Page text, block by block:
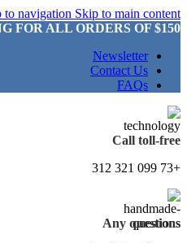
to navigation Skip to main content
FOR ALL ORDERS OF $150
Newsletter
Contact Us
FAQs
Call toll-free
+73 099 321 312
Any questions